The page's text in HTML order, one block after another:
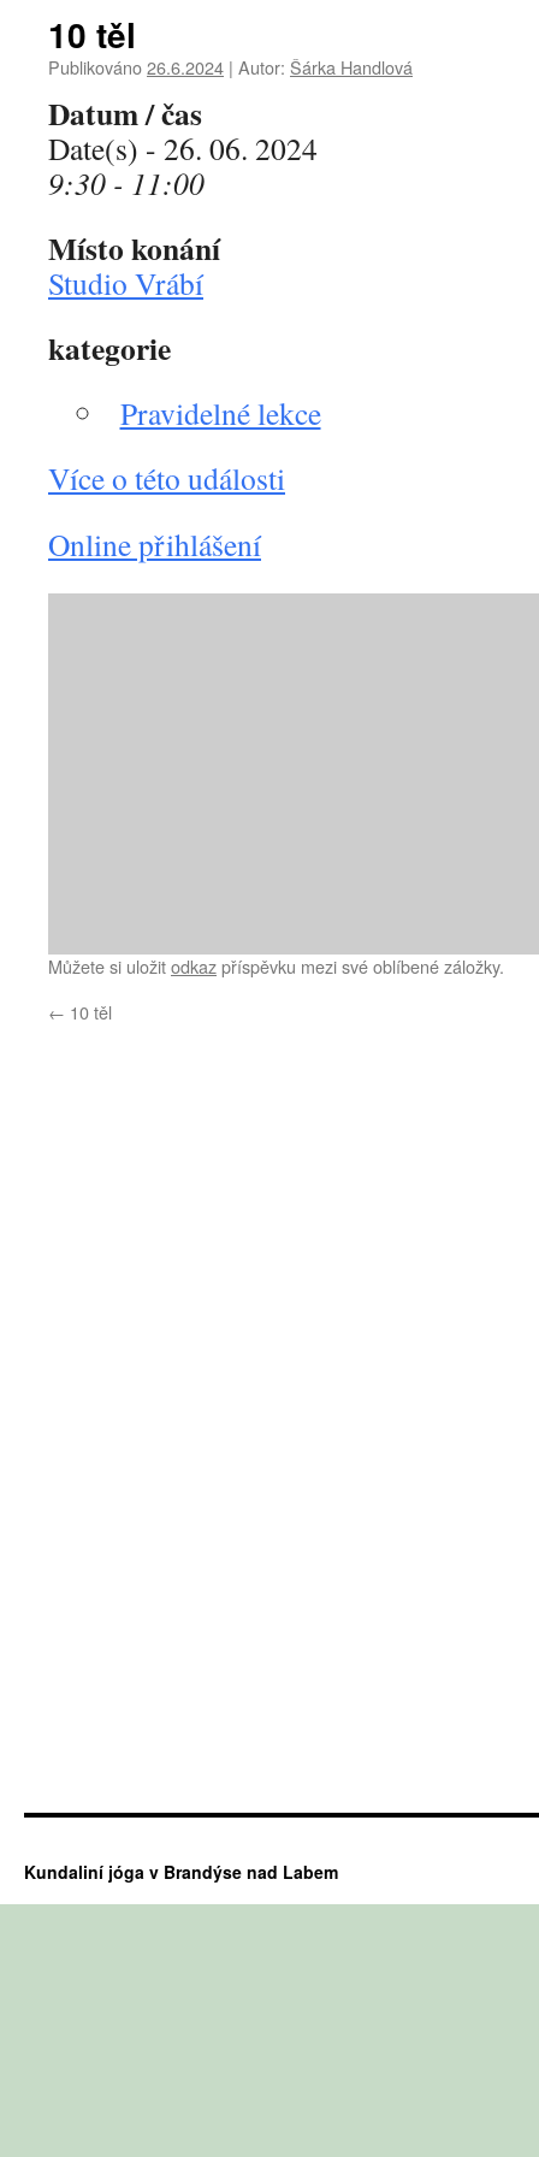
10 těl
Publikováno26.6.2024 | Autor: Šárka Handlová
Datum / čas
Date(s) - 26. 06. 2024
9:30 - 11:00
Místo konání
Studio Vrábí
kategorie
Pravidelné lekce
Více o této události
Online přihlášení
Můžete si uložitodkazpříspěvku mezi své oblíbené záložky.
← 10 těl
Kundaliní jóga v Brandýse nad Labem